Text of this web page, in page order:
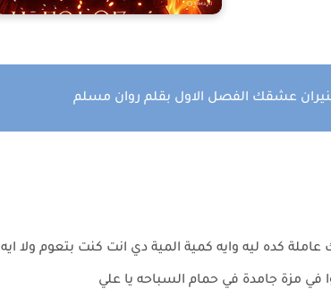
بنيران عشقك الفصل الاول بقلم روان مسلم
كده ليه وايه كمية المية دي انت كنت بتعوم ولا ايه
في مزة جامدة في حمام السباحه يا علي